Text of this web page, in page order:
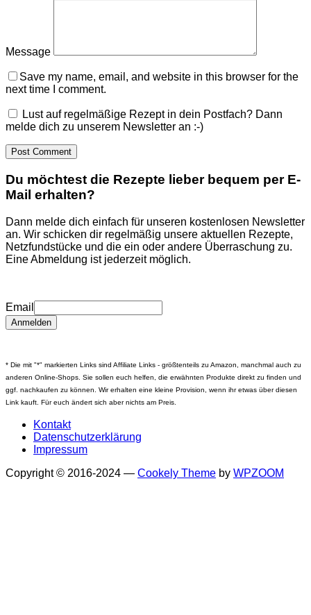
Message
Save my name, email, and website in this browser for the
next time I comment.
Lust auf regelmäßige Rezept in dein Postfach? Dann
melde dich zu unserem Newsletter an :-)
Du möchtest die Rezepte lieber bequem per E-
Mail erhalten?
Dann melde dich einfach für unseren kostenlosen Newsletter
an. Wir schicken dir regelmäßig unsere aktuellen Rezepte,
Netzfundstücke und die ein oder andere Überraschung zu.
Eine Abmeldung ist jederzeit möglich.
Email
* Die mit "*" markierten Links sind Affiliate Links - größtenteils zu Amazon, manchmal auch zu
anderen Online-Shops. Sie sollen euch helfen, die erwähnten Produkte direkt zu finden und
ggf. nachkaufen zu können. Wir erhalten eine kleine Provision, wenn ihr etwas über diesen
Link kauft. Für euch ändert sich aber nichts am Preis.
Kontakt
Datenschutzerklärung
Impressum
Copyright © 2016-2024 — Cookely Theme by WPZOOM